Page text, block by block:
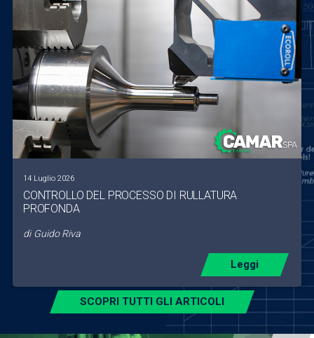
14 Luglio 2026
CONTROLLO DEL PROCESSO DI RULLATURA
PROFONDA
di Guido Riva
Leggi
SCOPRI TUTTI GLI ARTICOLI